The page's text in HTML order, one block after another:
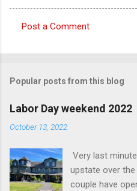
o
m
e
n
s
Post a Comment
Popular posts from this blog
Labor Day weekend 2022
October 13, 2022
Very last
upstate over
couple have